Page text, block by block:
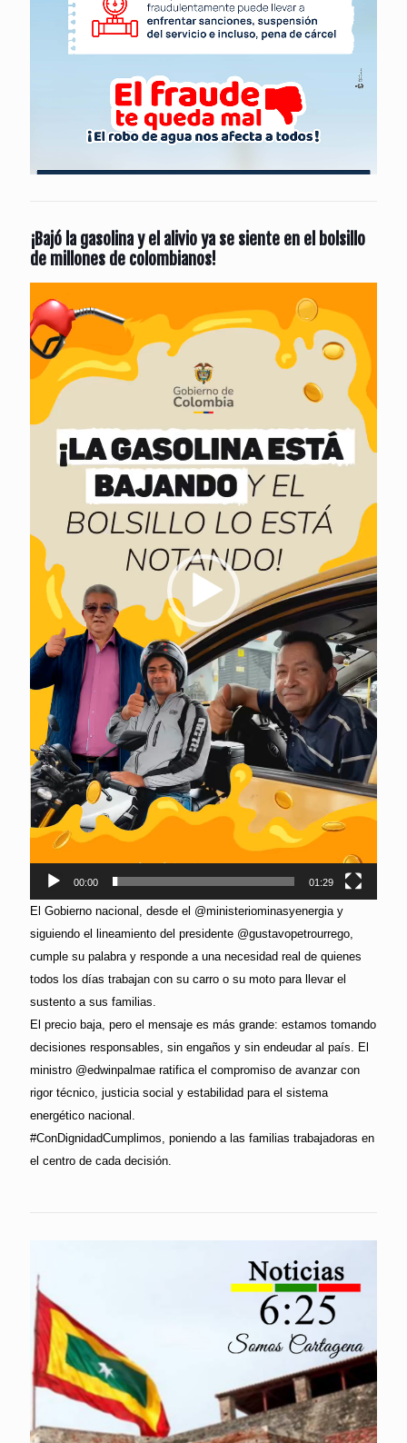
¡Bajó la gasolina y el alivio ya se siente en el bolsillo
de millones de colombianos!
de
vídeo
00:00 01:29
El Gobierno nacional, desde el @ministeriominasyenergia y
siguiendo el lineamiento del presidente @gustavopetrourrego,
cumple su palabra y responde a una necesidad real de quienes
todos los días trabajan con su carro o su moto para llevar el
sustento a sus familias.
El precio baja, pero el mensaje es más grande: estamos tomando
decisiones responsables, sin engaños y sin endeudar al país. El
ministro @edwinpalmae ratifica el compromiso de avanzar con
rigor técnico, justicia social y estabilidad para el sistema
energético nacional.
#ConDignidadCumplimos, poniendo a las familias trabajadoras en
el centro de cada decisión.